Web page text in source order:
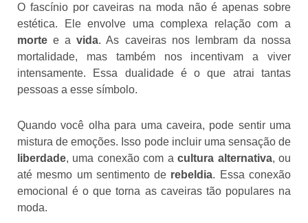
O fascínio por caveiras na moda não é apenas sobre
estética. Ele envolve uma complexa relação com a
morte e avida. As caveiras nos lembram da nossa
mortalidade, mas também nos incentivam a viver
intensamente. Essa dualidade é o que atrai tantas
pessoas a esse símbolo.
Quando você olha para uma caveira, pode sentir uma
mistura de emoções. Isso pode incluir uma sensação de
liberdade, uma conexão com acultura alternativa, ou
até mesmo um sentimento de rebeldia. Essa conexão
emocional é o que torna as caveiras tão populares na
moda.